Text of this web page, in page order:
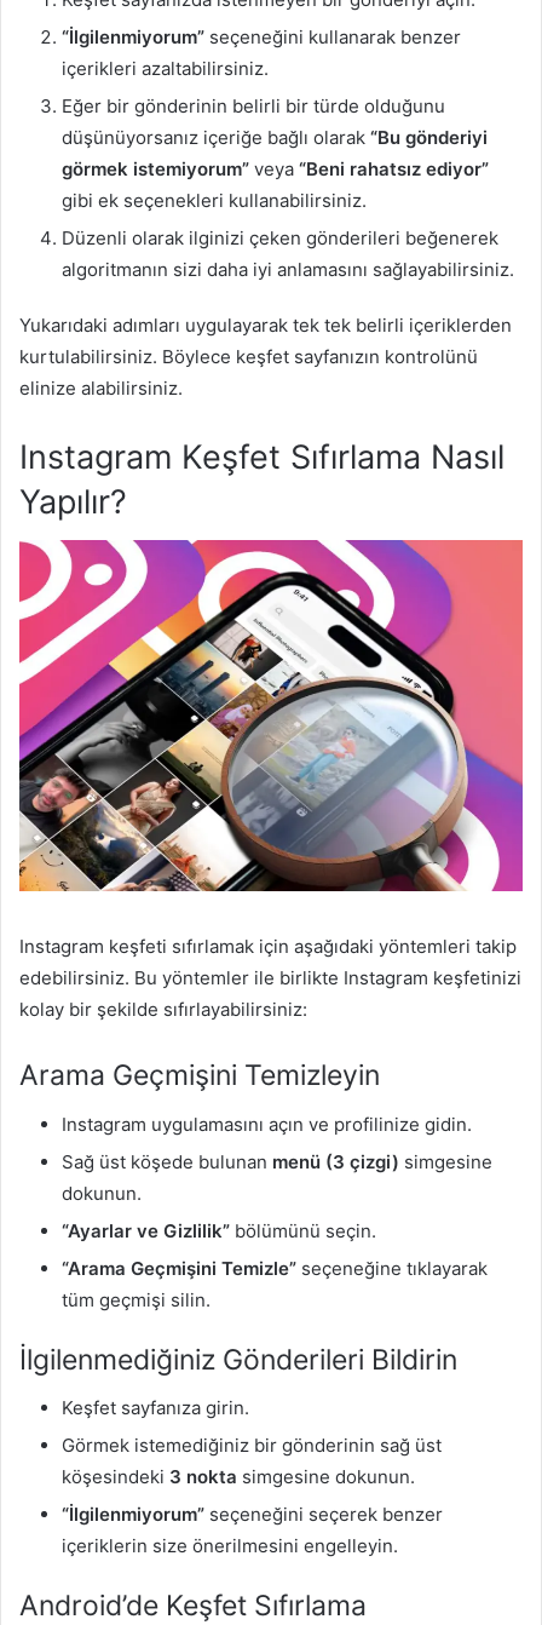
“İlgilenmiyorum” seçeneğini kullanarak benzer
içerikleri azaltabilirsiniz.
Eğer bir gönderinin belirli bir türde olduğunu
düşünüyorsanız içeriğe bağlı olarak “Bu gönderiyi
görmek istemiyorum” veya “Beni rahatsız ediyor”
gibi ek seçenekleri kullanabilirsiniz.
Düzenli olarak ilginizi çeken gönderileri beğenerek
algoritmanın sizi daha iyi anlamasını sağlayabilirsiniz.
Yukarıdaki adımları uygulayarak tek tek belirli içeriklerden
kurtulabilirsiniz. Böylece keşfet sayfanızın kontrolünü
elinize alabilirsiniz.
Instagram Keşfet Sıfırlama Nasıl
Yapılır?
Instagram keşfeti sıfırlamak için aşağıdaki yöntemleri takip
edebilirsiniz. Bu yöntemler ile birlikte Instagram keşfetinizi
kolay bir şekilde sıfırlayabilirsiniz:
Arama Geçmişini Temizleyin
Instagram uygulamasını açın ve profilinize gidin.
Sağ üst köşede bulunan menü (3 çizgi) simgesine
dokunun.
“Ayarlar ve Gizlilik” bölümünü seçin.
“Arama Geçmişini Temizle” seçeneğine tıklayarak
tüm geçmişi silin.
İlgilenmediğiniz Gönderileri Bildirin
Keşfet sayfanıza girin.
Görmek istemediğiniz bir gönderinin sağ üst
köşesindeki 3 nokta simgesine dokunun.
“İlgilenmiyorum” seçeneğini seçerek benzer
içeriklerin size önerilmesini engelleyin.
Android’de Keşfet Sıfırlama